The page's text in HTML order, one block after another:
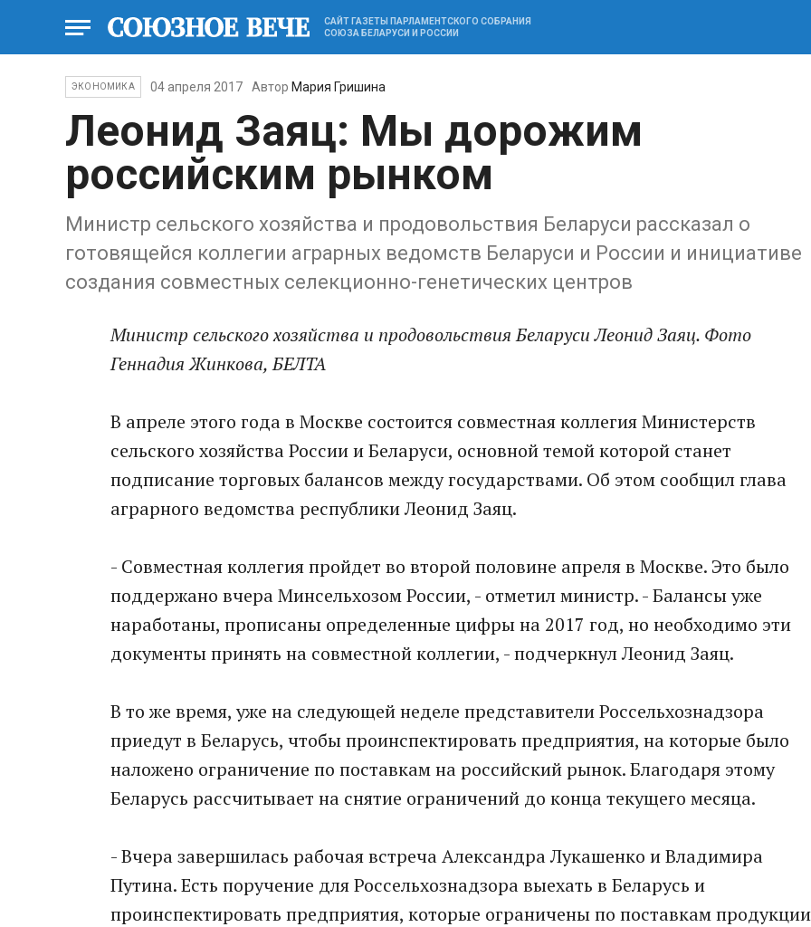
САЙТ ГАЗЕТЫ ПАРЛАМЕНТСКОГО СОБРАНИЯ
СОЮЗА БЕЛАРУСИ И РОССИИ
ЭКОНОМИКА 04 апреля 2017 Автор Мария Гришина
Леонид Заяц: Мы дорожим
российским рынком
Министр сельского хозяйства и продовольствия Беларуси рассказал о
готовящейся коллегии аграрных ведомств Беларуси и России и инициативе
создания совместных селекционно-генетических центров
Министр сельского хозяйства и продовольствия Беларуси Леонид Заяц. Фото
Геннадия Жинкова, БЕЛТА
В апреле этого года в Москве состоится совместная коллегия Министерств
сельского хозяйства России и Беларуси, основной темой которой станет
подписание торговых балансов между государствами. Об этом сообщил глава
аграрного ведомства республики Леонид Заяц.
- Совместная коллегия пройдет во второй половине апреля в Москве. Это было
поддержано вчера Минсельхозом России, - отметил министр. - Балансы уже
наработаны, прописаны определенные цифры на 2017 год, но необходимо эти
документы принять на совместной коллегии, - подчеркнул Леонид Заяц.
В то же время, уже на следующей неделе представители Россельхознадзора
приедут в Беларусь, чтобы проинспектировать предприятия, на которые было
наложено ограничение по поставкам на российский рынок. Благодаря этому
Беларусь рассчитывает на снятие ограничений до конца текущего месяца.
- Вчера завершилась рабочая встреча Александра Лукашенко и Владимира
Путина. Есть поручение для Россельхознадзора выехать в Беларусь и
проинспектировать предприятия, которые ограничены по поставкам продукции